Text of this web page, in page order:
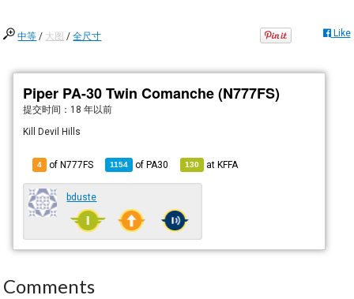
中等 / 大图 /全尺寸 Like
Piper PA-30 Twin Comanche (N777FS)
提交时间： 18 年以前
Kill Devil Hills
4 of N777FS 1154 ofPA30 130 atKFFA
bduste
Comments